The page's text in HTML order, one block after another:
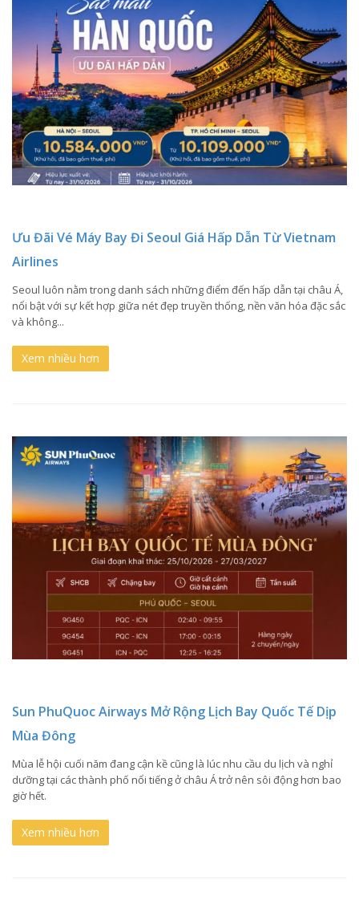
Ưu Đãi Vé Máy Bay Đi Seoul Giá Hấp Dẫn Từ Vietnam
Airlines
Seoul luôn nằm trong danh sách những điểm đến hấp dẫn tại châu Á,
nổi bật với sự kết hợp giữa nét đẹp truyền thống, nền văn hóa đặc sắc
và không...
Xem nhiều hơn
Sun PhuQuoc Airways Mở Rộng Lịch Bay Quốc Tế Dịp
Mùa Đông
Mùa lễ hội cuối năm đang cận kề cũng là lúc nhu cầu du lịch và nghỉ
dưỡng tại các thành phố nổi tiếng ở châu Á trở nên sôi động hơn bao
giờ hết.
Xem nhiều hơn